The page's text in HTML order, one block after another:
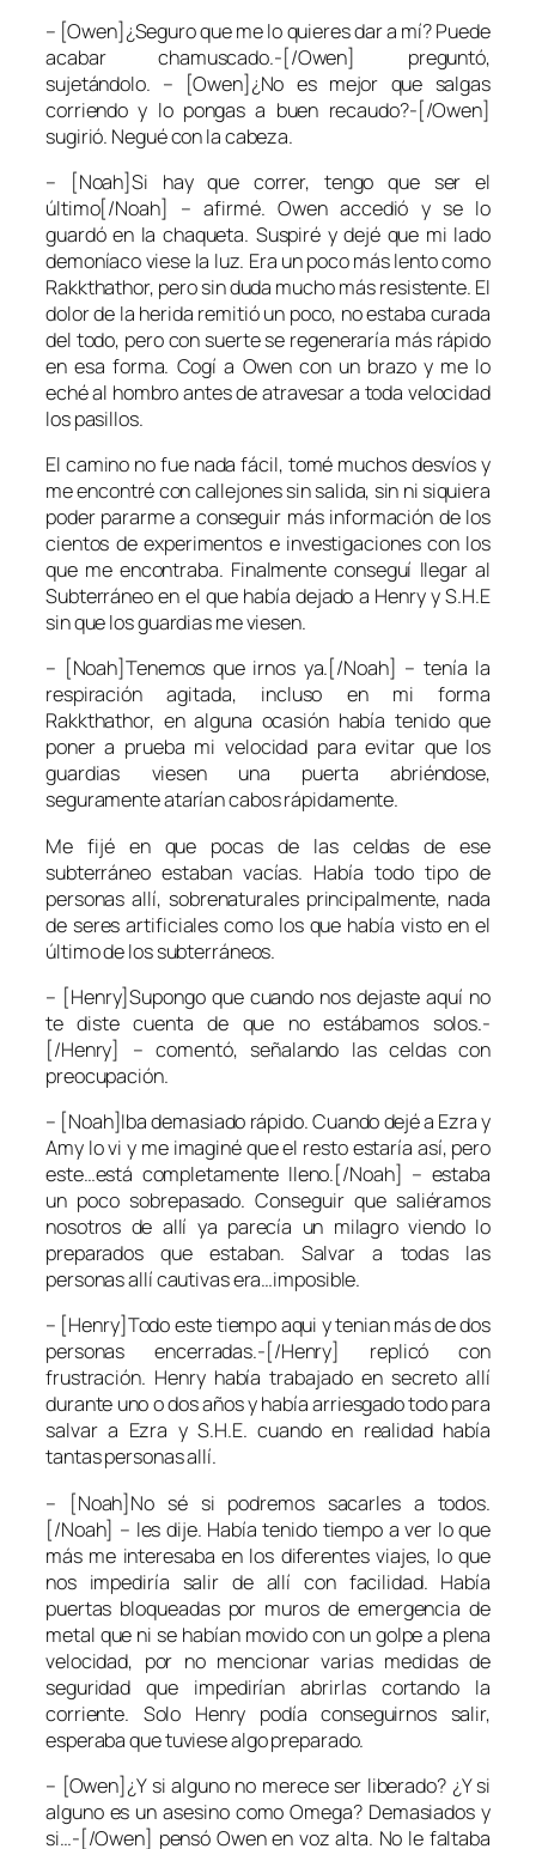
– [Owen]¿Seguro que me lo quieres dar a mí? Puede
acabar chamuscado.-[/Owen] preguntó,
sujetándolo. – [Owen]¿No es mejor que salgas
corriendo y lo pongas a buen recaudo?-[/Owen]
sugirió. Negué con la cabeza.
– [Noah]Si hay que correr, tengo que ser el
último[/Noah] – afirmé. Owen accedió y se lo
guardó en la chaqueta. Suspiré y dejé que mi lado
demoníaco viese la luz. Era un poco más lento como
Rakkthathor, pero sin duda mucho más resistente. El
dolor de la herida remitió un poco, no estaba curada
del todo, pero con suerte se regeneraría más rápido
en esa forma. Cogí a Owen con un brazo y me lo
eché al hombro antes de atravesar a toda velocidad
los pasillos.
El camino no fue nada fácil, tomé muchos desvíos y
me encontré con callejones sin salida, sin ni siquiera
poder pararme a conseguir más información de los
cientos de experimentos e investigaciones con los
que me encontraba. Finalmente conseguí llegar al
Subterráneo en el que había dejado a Henry y S.H.E
sin que los guardias me viesen.
– [Noah]Tenemos que irnos ya.[/Noah] – tenía la
respiración agitada, incluso en mi forma
Rakkthathor, en alguna ocasión había tenido que
poner a prueba mi velocidad para evitar que los
guardias viesen una puerta abriéndose,
seguramente atarían cabos rápidamente.
Me fijé en que pocas de las celdas de ese
subterráneo estaban vacías. Había todo tipo de
personas allí, sobrenaturales principalmente, nada
de seres artificiales como los que había visto en el
último de los subterráneos.
– [Henry]Supongo que cuando nos dejaste aquí no
te diste cuenta de que no estábamos solos.-
[/Henry] – comentó, señalando las celdas con
preocupación.
– [Noah]Iba demasiado rápido. Cuando dejé a Ezra y
Amy lo vi y me imaginé que el resto estaría así, pero
este…está completamente lleno.[/Noah] – estaba
un poco sobrepasado. Conseguir que saliéramos
nosotros de allí ya parecía un milagro viendo lo
preparados que estaban. Salvar a todas las
personas allí cautivas era…imposible.
– [Henry]Todo este tiempo aqui y tenian más de dos
personas encerradas.-[/Henry] replicó con
frustración. Henry había trabajado en secreto allí
durante uno o dos años y había arriesgado todo para
salvar a Ezra y S.H.E. cuando en realidad había
tantas personas allí.
– [Noah]No sé si podremos sacarles a todos.
[/Noah] – les dije. Había tenido tiempo a ver lo que
más me interesaba en los diferentes viajes, lo que
nos impediría salir de allí con facilidad. Había
puertas bloqueadas por muros de emergencia de
metal que ni se habían movido con un golpe a plena
velocidad, por no mencionar varias medidas de
seguridad que impedirían abrirlas cortando la
corriente. Solo Henry podía conseguirnos salir,
esperaba que tuviese algo preparado.
– [Owen]¿Y si alguno no merece ser liberado? ¿Y si
alguno es un asesino como Omega? Demasiados y
si…-[/Owen] pensó Owen en voz alta. No le faltaba